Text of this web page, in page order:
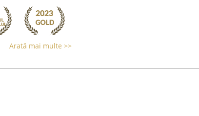
Arată mai multe >>